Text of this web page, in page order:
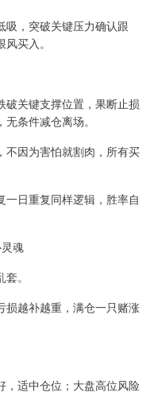
吸，突破关键压力确认跟
买入。
破关键支撑位置，果断止损
条件减仓离场。
不因为害怕就割肉，所有买
日重复同样逻辑，胜率自
魂
。
损越补越重，满仓一只赌涨
，适中仓位；大盘高位风险